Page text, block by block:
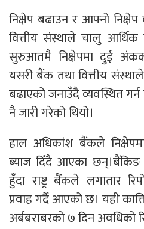
निक्षेप बढाउन र आफ्नो
वित्तीय संस्थाले चालु आर्थिक
सुरुआतमै निक्षेपमा दुई
यसरी बैंक तथा वित्तीय
बढाएको जनाउँदै व्यवस्थित गर्न
नै जारी गरेको थियो।
हाल अधिकांश बैंकले
ब्याज दिँदै आएका छन्।बैंकिङ
हुँदा राष्ट्र बैंकले लगातार
प्रवाह गर्दै आएको छ। यही
अर्बबराबरको ७ दिन अवधिको